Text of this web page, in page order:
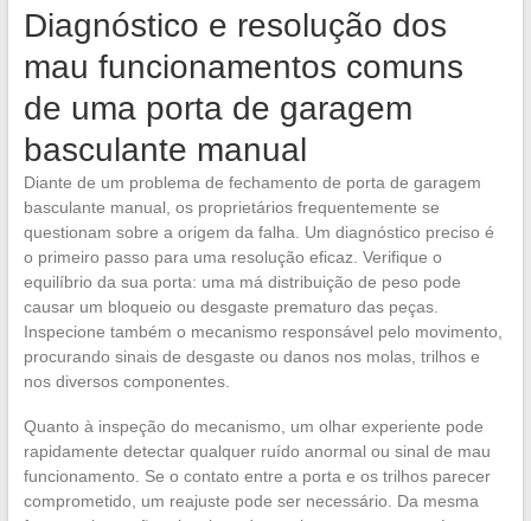
Diagnóstico e resolução dos
mau funcionamentos comuns
de uma porta de garagem
basculante manual
Diante de um problema de fechamento de porta de garagem
basculante manual, os proprietários frequentemente se
questionam sobre a origem da falha. Um diagnóstico preciso é
o primeiro passo para uma resolução eficaz. Verifique o
equilíbrio da sua porta: uma má distribuição de peso pode
causar um bloqueio ou desgaste prematuro das peças.
Inspecione também o mecanismo responsável pelo movimento,
procurando sinais de desgaste ou danos nos molas, trilhos e
nos diversos componentes.
Quanto à inspeção do mecanismo, um olhar experiente pode
rapidamente detectar qualquer ruído anormal ou sinal de mau
funcionamento. Se o contato entre a porta e os trilhos parecer
comprometido, um reajuste pode ser necessário. Da mesma